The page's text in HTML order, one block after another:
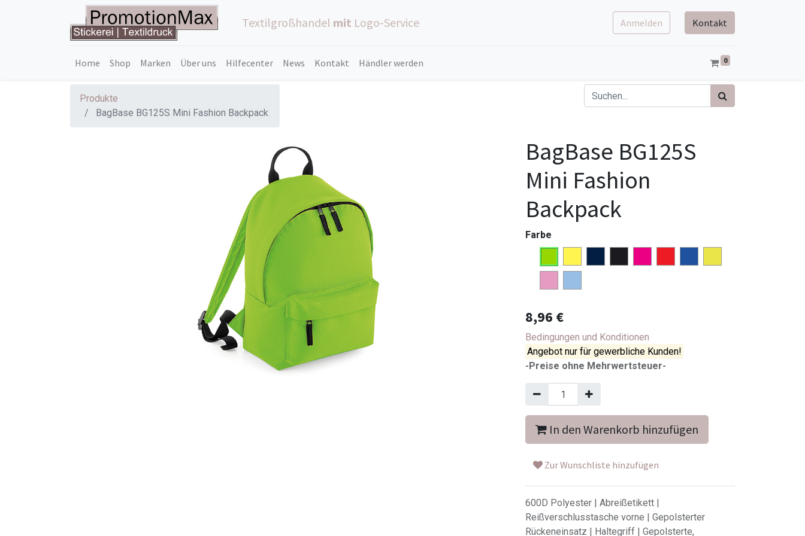
Textilgroßhandel mit Logo-Service Anmelden Kontakt
Home Shop Marken Über uns Hilfecenter News Kontakt Händler werden 0
Produkte
BagBase BG125S Mini Fashion Backpack
BagBase BG125S
Mini Fashion
Backpack
Farbe
8,96 €
Bedingungen und Konditionen
Angebot nur für gewerbliche Kunden!
-Preise ohne Mehrwertsteuer-
In den Warenkorb hinzufügen
Zur Wunschliste hinzufügen
600D Polyester | Abreißetikett |
Reißverschlusstasche vorne | Gepolsterter
Rückeneinsatz | Haltegriff | Gepolsterte,